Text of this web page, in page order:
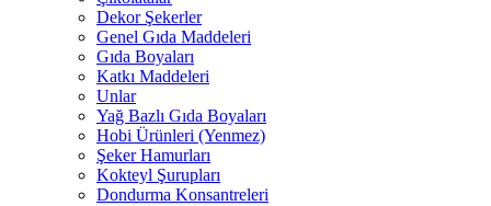
Dekor Şekerler
Genel Gıda Maddeleri
Gıda Boyaları
Katkı Maddeleri
Unlar
Yağ Bazlı Gıda Boyaları
Hobi Ürünleri (Yenmez)
Şeker Hamurları
Kokteyl Şurupları
Dondurma Konsantreleri